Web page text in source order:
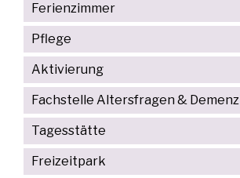
Ferienzimmer
Pflege
Aktivierung
Fachstelle Altersfragen & Demenz
Tagesstätte
Freizeitpark